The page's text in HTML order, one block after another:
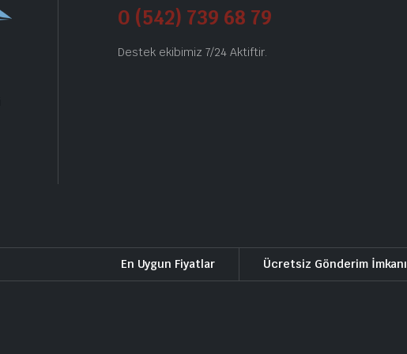
0 (542) 739 68 79
Destek ekibimiz 7/24 Aktiftir.
En Uygun Fiyatlar Ücretsiz Gönderim İmkanı